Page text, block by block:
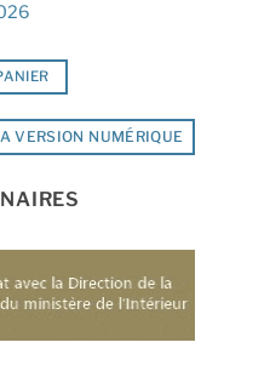
VERSION NUMÉRIQUE